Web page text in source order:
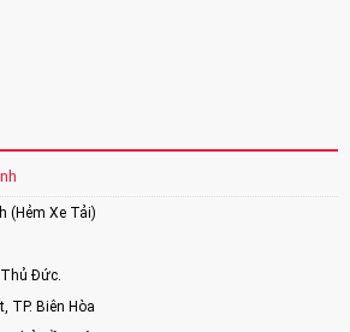
(Hẻm Xe Tải)
Thủ Đức.
TP. Biên Hòa